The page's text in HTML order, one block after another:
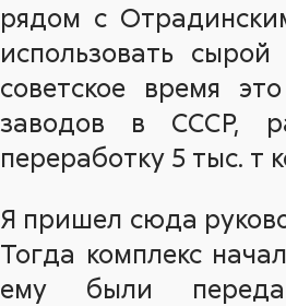
рядом с
использовать
советское время
заводов в СССР,
переработку 5 тыс. т
Я пришел сюда
Тогда комплекс
ему были